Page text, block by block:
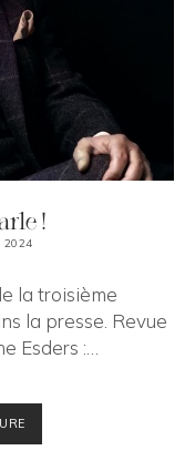
!
2024
la troisième
la presse. Revue
Esders :…
LA
PRESSE